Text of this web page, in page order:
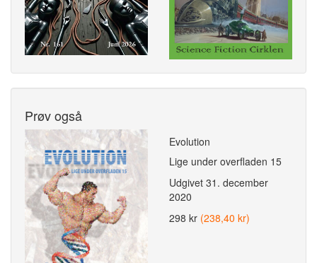
Prøv også
Evolution
Lige under overfladen 15
Udgivet 31. december
2020
298 kr (238,40 kr)